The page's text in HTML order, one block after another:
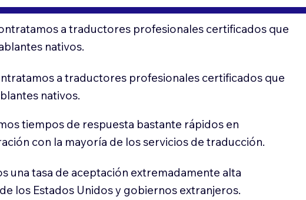
a traductores profesionales certificados que
nativos.
a traductores profesionales certificados que
nativos.
tiempos de respuesta bastante rápidos en
con la mayoría de los servicios de traducción.
una tasa de aceptación extremadamente alta
los Estados Unidos y gobiernos extranjeros.